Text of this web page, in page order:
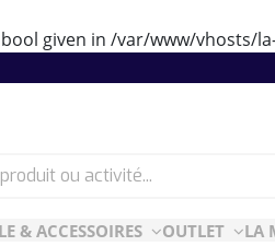
given in /var/www/vhosts/
& ACCESSOIRES OUTLET LA